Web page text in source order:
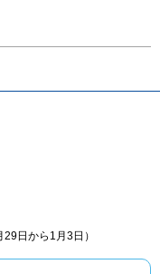
日から1月3日）